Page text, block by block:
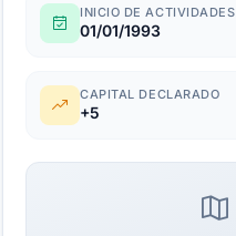
INICIO DE ACTIVIDADES
01/01/1993
CAPITAL DECLARADO
+5